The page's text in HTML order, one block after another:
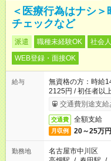
＜医療行為はナシ
チェックなど
派遣 職種未経験OK 社会
WEB登録・面接OK
給与
無資格の方：時給
2125円 / 初任者以
交通費別途支給
交通費 全額支給
月収例 20～25万円
勤務地
名古屋市中川区